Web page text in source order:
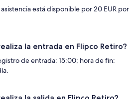
está disponible por 20 EUR por
la entrada en Flipco Retiro?
de entrada: 15:00; hora de fin: